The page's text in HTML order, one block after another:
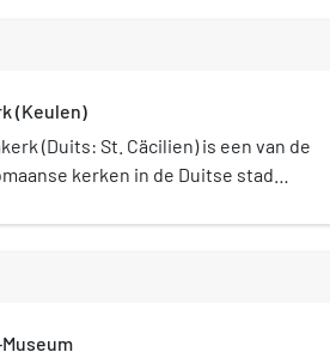
(Keulen)
(Duits: St. Cäcilien) is een van de
kerken in de Duitse stad
Kirchen Köln. Sinds 1956
religieuze kunst uit de
feestdag van de heilige Cecilia (22